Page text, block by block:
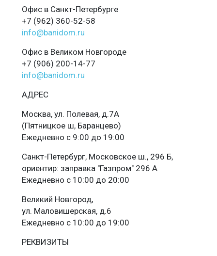
Офис в Санкт-Петербурге
+7 (962) 360-52-58
info@banidom.ru
Офис в Великом Новгороде
+7 (906) 200-14-77
info@banidom.ru
АДРЕС
Москва, ул. Полевая, д.7А
(Пятницкое ш, Баранцево)
Ежедневно с 9:00 до 19:00
Санкт-Петербург, Московское ш., 296 Б,
ориентир: заправка "Газпром" 296 А
Ежедневно с 10:00 до 20:00
Великий Новгород,
ул. Маловишерская, д.6
Ежедневно с 10:00 до 19:00
РЕКВИЗИТЫ